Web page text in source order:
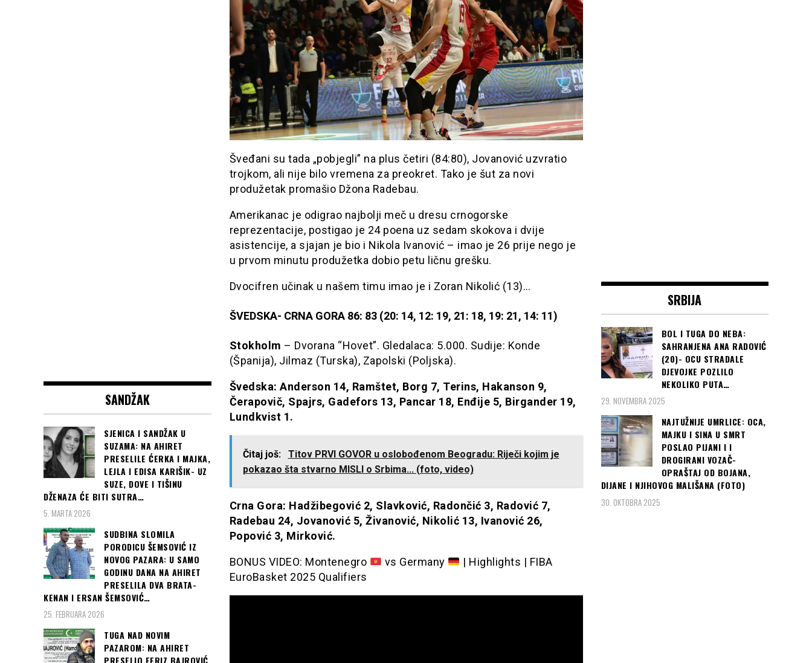
Šveđani su tada „pobjegli” na plus četiri (84:80), Jovanović uzvratio
trojkom, ali nije bilo vremena za preokret. Tako je šut za novi
produžetak promašio Džona Radebau.
Amerikanac je odigrao najbolji meč u dresu crnogorske
reprezentacije, postigao je 24 poena uz sedam skokova i dvije
asistencije, a sjajan je bio i Nikola Ivanović – imao je 26 prije nego je
u prvom minutu produžetka dobio petu ličnu grešku.
Dvocifren učinak u našem timu imao je i Zoran Nikolić (13)…
ŠVEDSKA- CRNA GORA 86: 83 (20: 14, 12: 19, 21: 18, 19: 21, 14: 11)
Stokholm – Dvorana “Hovet”. Gledalaca: 5.000. Sudije: Konde
(Španija), Jilmaz (Turska), Zapolski (Poljska).
Švedska: Anderson 14, Ramštet, Borg 7, Terins, Hakanson 9,
Čerapovič, Spajrs, Gadefors 13, Pancar 18, Enđije 5, Birgander 19,
Lundkvist 1.
Čitaj još:
Titov PRVI GOVOR u oslobođenom Beogradu: Riječi kojim je
pokazao šta stvarno MISLI o Srbima... (foto, video)
Crna Gora: Hadžibegović 2, Slavković, Radončić 3, Radović 7,
Radebau 24, Jovanović 5, Živanović, Nikolić 13, Ivanović 26,
Popović 3, Mirković.
BONUS VIDEO: Montenegro vs Germany
| Highlights | FIBA
EuroBasket 2025 Qualifiers
SANDŽAK
SJENICA I SANDŽAK U
SUZAMA: NA AHIRET
PRESELILE ĆERKA I MAJKA,
LEJLA I EDISA KARIŠIK- UZ
SUZE, DOVE I TIŠINU
DŽENAZA ĆE BITI SUTRA…
5. MARTA 2026
SUDBINA SLOMILA
PORODICU ŠEMSOVIĆ IZ
NOVOG PAZARA: U SAMO
GODINU DANA NA AHIRET
PRESELILA DVA BRATA-
KENAN I ERSAN ŠEMSOVIĆ…
25. FEBRUARA 2026
TUGA NAD NOVIM
PAZAROM: NA AHIRET
SRBIJA
BOL I TUGA DO NEBA:
SAHRANJENA ANA RADOVIĆ
(20)- OCU STRADALE
DJEVOJKE POZLILO
NEKOLIKO PUTA…
29. NOVEMBRA 2025
NAJTUŽNIJE UMRLICE: OCA,
MAJKU I SINA U SMRT
POSLAO PIJANI I I
DROGIRANI VOZAČ-
OPRAŠTAJ OD BOJANA,
DIJANE I NJIHOVOG MALIŠANA (FOTO)
30. OKTOBRA 2025